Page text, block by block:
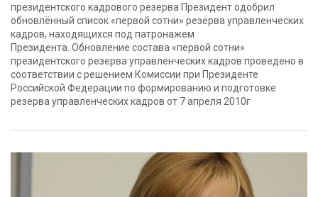
президентского кадрового резерва Президент одобрил
обновлённый список «первой сотни» резерва управленческих
кадров, находящихся под патронажем
Президента. Обновление состава «первой сотни»
президентского резерва управленческих кадров проведено в
соответствии с решением Комиссии при Президенте
Российской Федерации по формированию и подготовке
резерва управленческих кадров от 7 апреля 2010г